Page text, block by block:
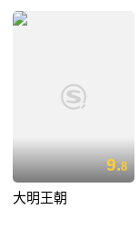
9.8
大明王朝